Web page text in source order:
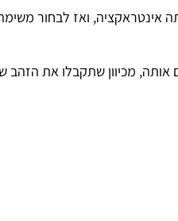
אינטראקציה, ואז לבחור
מכיוון שתקבלו את הזהב